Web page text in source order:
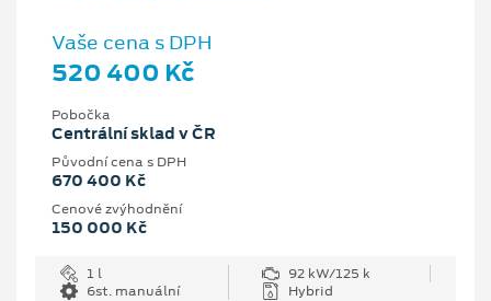
Vaše cena s DPH
520 400 Kč
Pobočka
Centrální sklad v ČR
Původní cena s DPH
670 400 Kč
Cenové zvýhodnění
150 000 Kč
1 l
92 kW/125 k
6st. manuální
Hybrid